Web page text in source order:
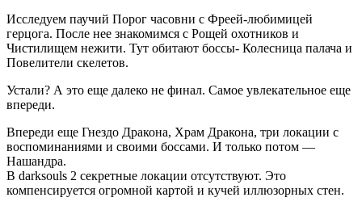
Исследуем паучий Порог часовни с Фреей-любимицей
герцога. После нее знакомимся с Рощей охотников и
Чистилищем нежити. Тут обитают боссы- Колесница палача и
Повелители скелетов.
Устали? А это еще далеко не финал. Самое увлекательное еще
впереди.
Впереди еще Гнездо Дракона, Храм Дракона, три локации с
воспоминаниями и своими боссами. И только потом —
Нашандра.
В darksouls 2 секретные локации отсутствуют. Это
компенсируется огромной картой и кучей иллюзорных стен.